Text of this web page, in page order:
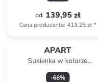
od: 139,95 zł
Cena producenta: 413,25 zł*
APART
Sukienka w kolorze
kremowym
-68%